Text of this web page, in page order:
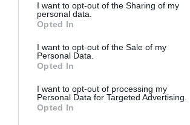
I want to opt-out of the Sharing of my
personal data.
Opted In
I want to opt-out of the Sale of my
Personal Data.
Opted In
I want to opt-out of processing my
Personal Data for Targeted Advertising.
Opted In